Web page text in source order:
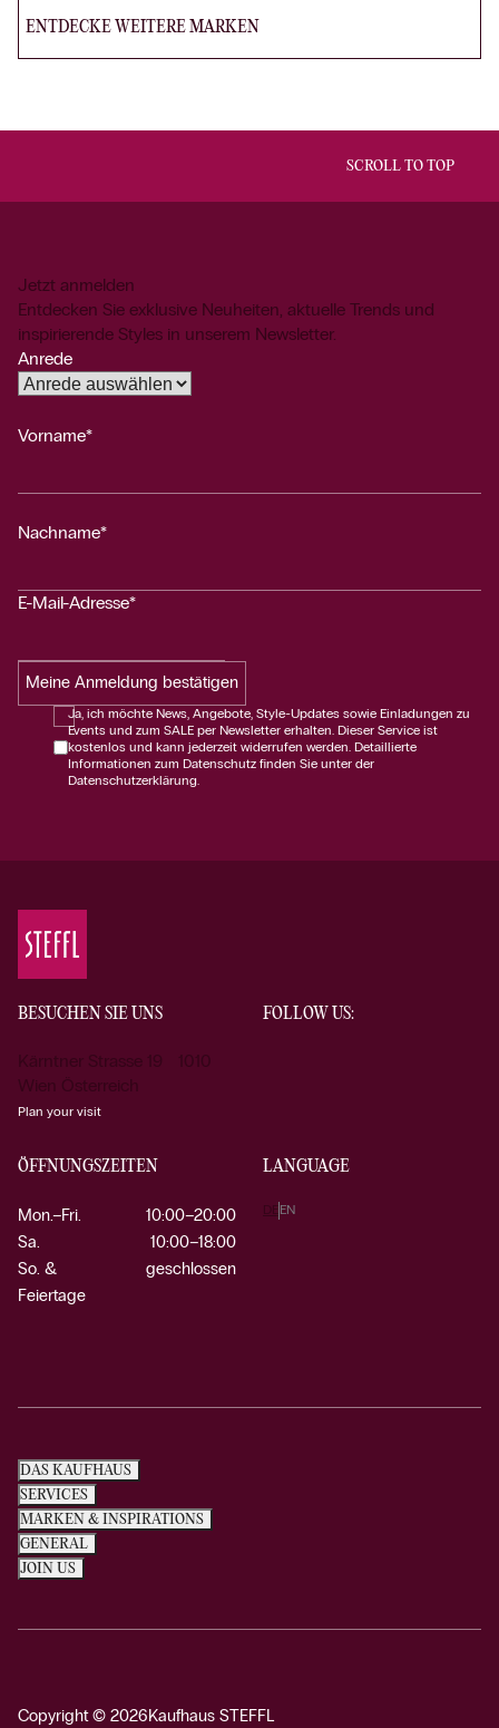
ENTDECKE WEITERE MARKEN
SCROLL TO TOP
Jetzt anmelden
Entdecken Sie exklusive Neuheiten, aktuelle Trends und
inspirierende Styles in unserem Newsletter.
Anrede
Vorname*
Nachname*
E-Mail-Adresse*
Meine Anmeldung bestätigen
Ja, ich möchte News, Angebote, Style-Updates sowie Einladungen zu
Events und zum SALE per Newsletter erhalten. Dieser Service ist
kostenlos und kann jederzeit widerrufen werden. Detaillierte
Informationen zum Datenschutz finden Sie unter der
Datenschutzerklärung.
BESUCHEN SIE UNS
Kärntner Strasse 19 1010
Wien Österreich
Plan your visit
FOLLOW US:
ÖFFNUNGSZEITEN
Mon.–Fri.
10:00–20:00
Sa.
10:00–18:00
So. &
Feiertage
geschlossen
LANGUAGE
DE EN
DAS KAUFHAUS
SERVICES
MARKEN & INSPIRATIONS
GENERAL
JOIN US
Copyright © 2026Kaufhaus STEFFL